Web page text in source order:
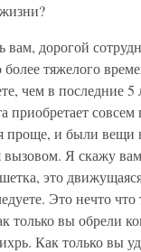
вам, дорогой
тяжелого
чем в последние
приобретает совсем
проще, и были вещи
вызовом. Я скажу
это
Это нечто что
только вы обрели
Как только вы